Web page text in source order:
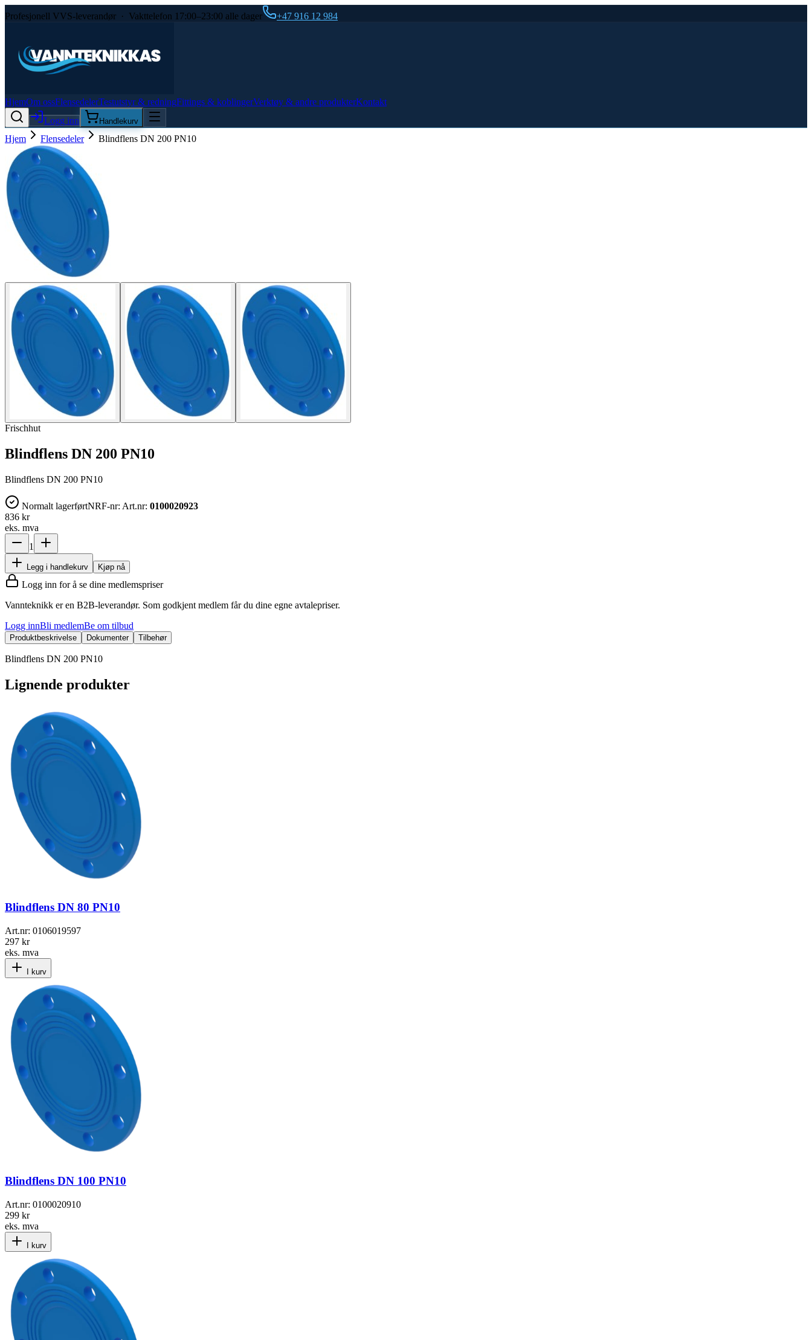
Profesjonell VVS-leverandør · Vakttelefon 17:00–23:00 alle dager +47 916 12 984
HjemOm ossFlensedelerTestutstyr & redningFittings & koblingerVerktøy & andre produkterKontakt
Logg inn
Handlekurv
Hjem Flensedeler Blindflens DN 200 PN10
Frischhut
Blindflens DN 200 PN10
Blindflens DN 200 PN10
Normalt lagerførtNRF-nr: Art.nr: 0100020923
836 kr
eks. mva
1
Legg i handlekurv Kjøp nå
Logg inn for å se dine medlemspriser
Vannteknikk er en B2B-leverandør. Som godkjent medlem får du dine egne avtalepriser.
Logg innBli medlemBe om tilbud
Produktbeskrivelse Dokumenter Tilbehør
Blindflens DN 200 PN10
Lignende produkter
Blindflens DN 80 PN10
Art.nr: 0106019597
297 kr
eks. mva
I kurv
Blindflens DN 100 PN10
Art.nr: 0100020910
299 kr
eks. mva
I kurv